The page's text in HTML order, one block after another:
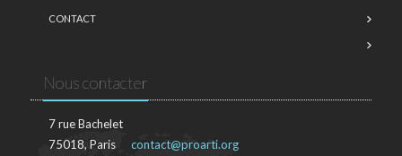
CONTACT
Nous contacter
7 rue Bachelet
75018, Paris
contact@proarti.org